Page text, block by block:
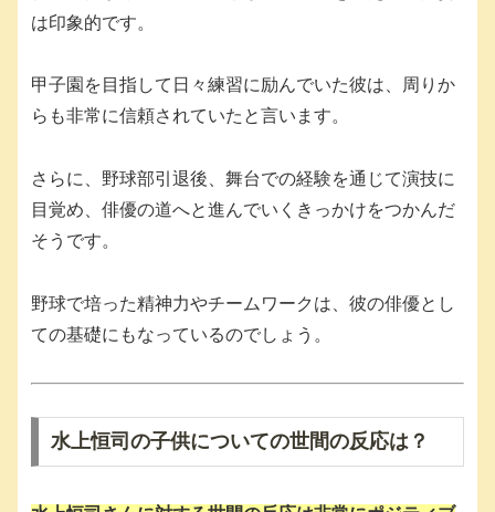
は印象的です。
甲子園を目指して日々練習に励んでいた彼は、周りか
らも非常に信頼されていたと言います。
さらに、野球部引退後、舞台での経験を通じて演技に
目覚め、俳優の道へと進んでいくきっかけをつかんだ
そうです。
野球で培った精神力やチームワークは、彼の俳優とし
ての基礎にもなっているのでしょう。
水上恒司の子供についての世間の反応は？